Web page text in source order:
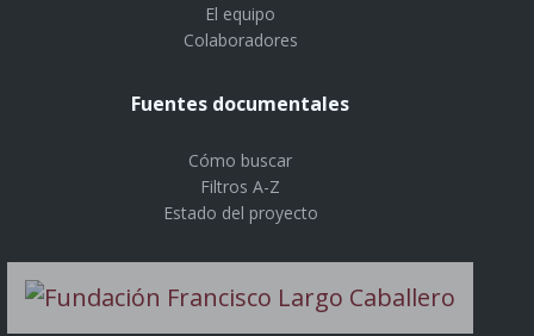
El equipo
Colaboradores
Fuentes documentales
Cómo buscar
Filtros A-Z
Estado del proyecto